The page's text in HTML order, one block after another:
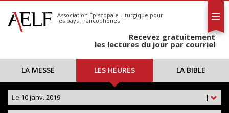
S'abonner
Calendrier
Association Épiscopale Liturgique pour
les pays Francophones
Recevez gratuitement
les lectures du jour par courriel
LA MESSE LES HEURES LA BIBLE
|
Le 10 janv. 2019